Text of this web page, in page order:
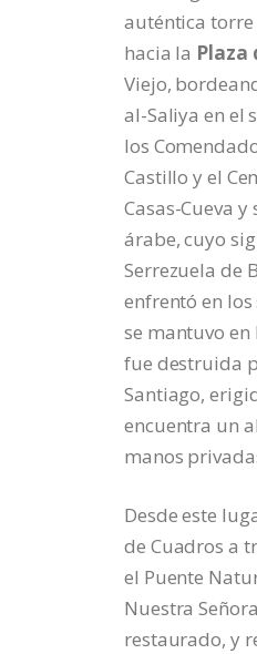
auténtica torre
hacia la Plaza
Viejo,
al-Saliya en el
los
Castillo y el
Casas-Cueva
árabe, cuyo
Serrezuela de
enfrentó en
se mantuvo en
fue destruida
Santiago,
encuentra un
manos
Desde este
de Cuadros a
el Puente
Nuestra
restaurado, y